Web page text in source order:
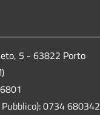
5 - 63822 Porto
Pubblico): 0734 680342